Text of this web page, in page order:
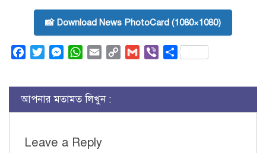
📸 Download News PhotoCard (1080×1080)
FacebookTwitterMessenger
WhatsApp
Email
Copy
Gmail ViberShare
আপনার মতামত লিখুন :
Leave a Reply